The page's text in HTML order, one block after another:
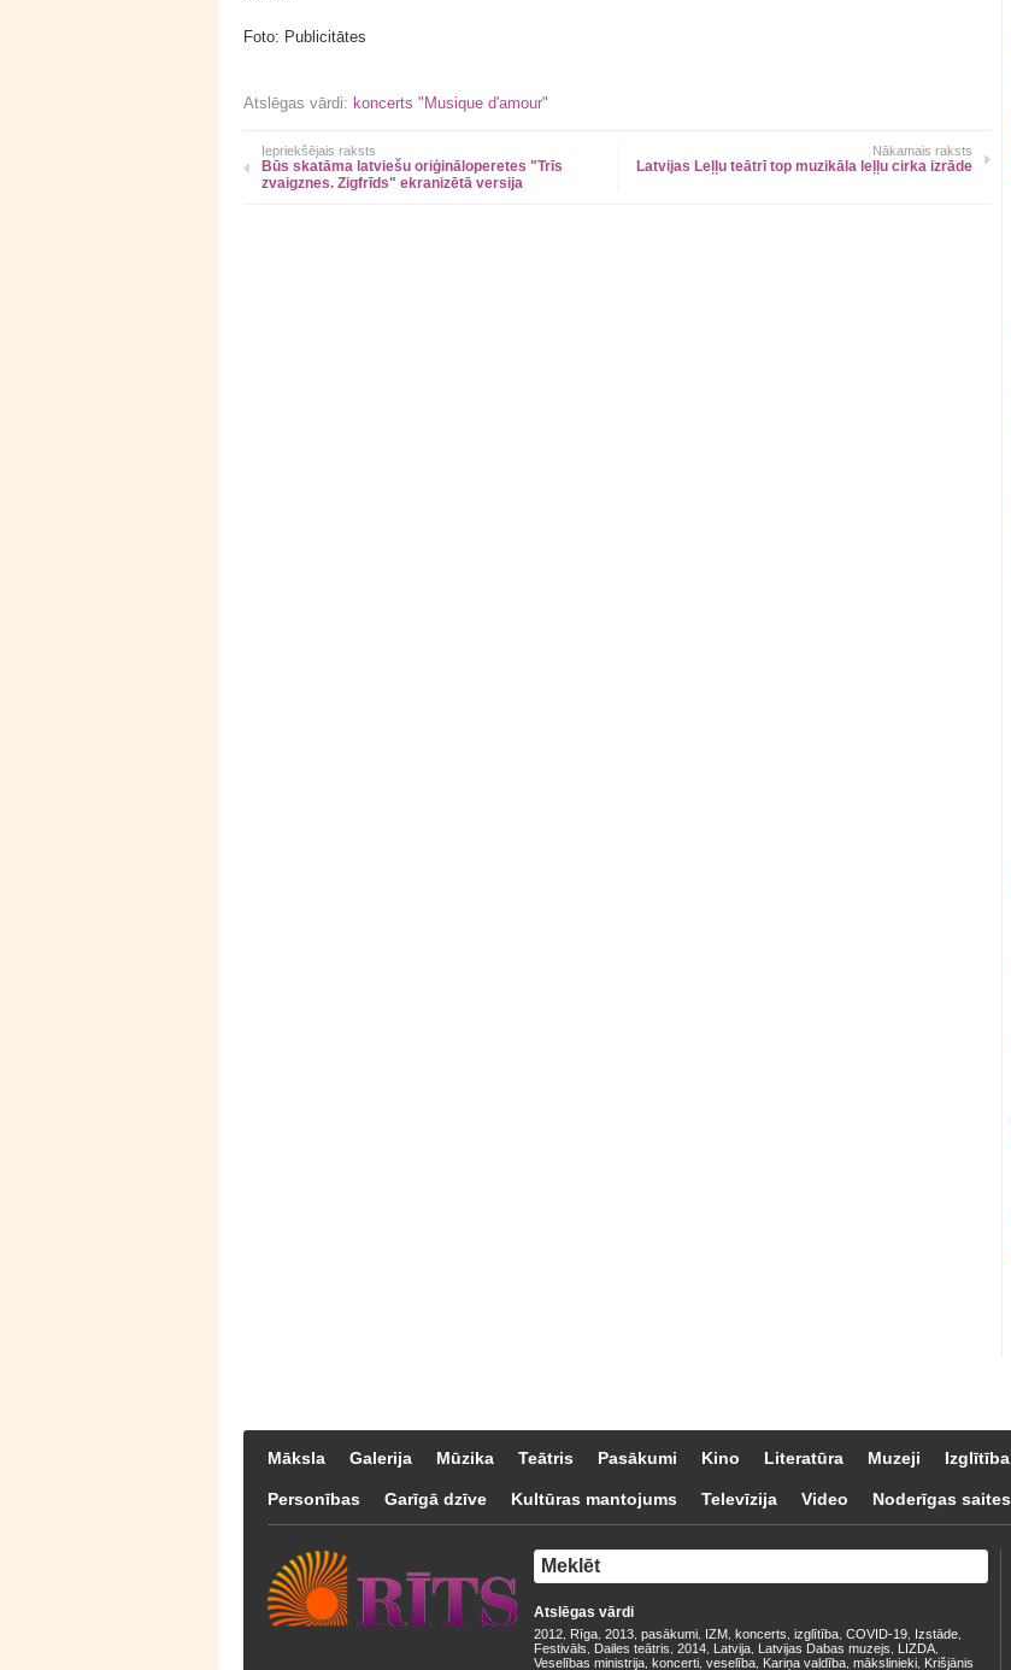
Foto: Publicitātes
Atslēgas vārdi: koncerts "Musique d'amour"
Iepriekšējais raksts
Būs skatāma latviešu oriģināloperetes "Trīs
zvaigznes. Zigfrīds" ekranizētā versija
Nākamais raksts
Latvijas Leļļu teātrī top muzikāla leļļu cirka izrāde
Māksla Galerija Mūzika Teātris Pasākumi Kino Literatūra Muzeji Izglītība
Personības Garīgā dzīve Kultūras mantojums Televīzija Video Noderīgas saites
Atslēgas vārdi
2012 Rīga 2013 pasākumi IZM koncerts izglītība COVID-19 Izstāde
Festivāls Dailes teātris 2014 Latvija Latvijas Dabas muzejs LIZDA
Veselības ministrija koncerti veselība Kariņa valdība mākslinieki Krišjānis